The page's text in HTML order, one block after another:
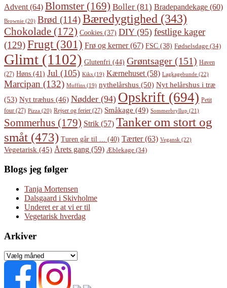
Advent (64) Blomster (169) Boller (81) Bradepandekage (60)
Brownie (20) Brød (114)Bæredygtighed (343)
Chokolade (172) Cookies (37) DIY(95) festlige kager
(129)Frugt(301) Frø og kerner(67) FSC (38) Fødselsdage (34)
Glimt (1102) Glutenfri (44) Grøntsager (151) Haven
(27) Høns (41) Jul (105) Kiks (19) Kærnehuset (58) Lagkagebunde (22)
Marcipan (132) Muffins (19) nythelårshus (50) Nyt helårshus i træ
(53) Nyt træhus (46) Nødder (94) Opskrift (694) Petit
four (27) Pizza (20) Rejser og ferier (27) Småkage (49) Sommerbryllup (21)
Sommerhus (179) Strik (57) Tanker om stort og
småt (473) Turen går til ... (40) Tærter(63) Vegansk (22)
Vegetarisk (45) Årets gang (59) Æblekage (34)
Blogs jeg følger
Tanja Mortensen
Dalsgaard i Skivholme
Underet er at vi er til
Vegetarisk hverdag
Arkiver
Arkiver